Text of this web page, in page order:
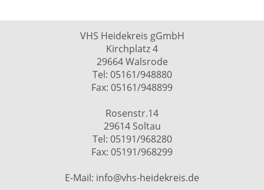
VHS Heidekreis gGmbH
Kirchplatz 4
29664 Walsrode
Tel: 05161/948880
Fax: 05161/948899
Rosenstr.14
29614 Soltau
Tel: 05191/968280
Fax: 05191/968299
E-Mail: info@vhs-heidekreis.de